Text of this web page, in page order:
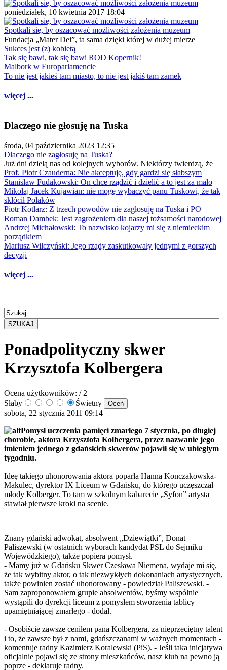
poniedziałek, 10 kwietnia 2017 18:04
Spotkali się, by oszacować możliwości założenia muzeum
Fundacja „Mater Dei”, ta sama dzięki której w dużej mierze
Sukces jest (z) kobietą
Tak się bawi, tak się bawi ROD Kopernik!
Malbork w Europarlamencie
To nie jest jakieś tam miasto, to nie jest jakiś tam zamek
więcej ...
Dlaczego nie głosuję na Tuska
środa, 04 października 2023 12:35
Dlaczego nie zagłosuję na Tuska?
Już dni dzielą nas od kolejnych wyborów. Niektórzy twierdzą, że
Prof. Piotr Czauderna: Nie akceptuję, gdy gardzi się słabszym
Stanisław Fudakowski: On chce rządzić i dzielić a to jest za mało
Mikołaj Jacek Kujawian: nie mogę wybaczyć panu Tuskowi, że tak
skłócił Polaków
Piotr Kotlarz: Z trzech powodów nie zagłosuję na Tuska i PO
Roman Dambek: Jest zagrożeniem dla naszej tożsamości narodowej
Andrzej Michałowski: To nazwisko kojarzy mi się z niemieckim
porządkiem
Mariusz Wilczyński: Jego rządy zaskutkowały jednymi z gorszych
decyzji
więcej ...
SZUKAJ
Ponadpolityczny skwer
Krzysztofa Kolbergera
Ocena użytkowników: / 2
Słaby
Świetny
sobota, 22 stycznia 2011 09:14
Pomysł uczczenia pamięci zmarłego 7 stycznia, po długiej
chorobie, aktora Krzysztofa Kolbergera, przez nazwanie jego
imieniem jednego z gdańskich skwerów pojawił się w ubiegłym
tygodniu.
Ideę takiego uhonorowania aktora poparła Hanna Konczakowska-
Makulec, dyrektor IX Liceum w Gdańsku, do którego uczęszczał
młody Kolberger. To tam w szkolnym kabarecie „Syfon” artysta
stawiał pierwsze kroki na scenie.
Znany gdański adwokat, absolwent „Dziewiątki”, Donat
Paliszewski (w ostatnich wyborach kandydat PSL do Sejmiku
Wojewódzkiego), także popiera pomysł.
- Mamy już w Gdańsku Skwer Czesława Niemena, wydaje mi się,
że tak wybitny aktor, o tak niezwykłych dokonaniach artystycznych,
także powinien zostać uhonorowany - powiedział Paliszewski. -
Sam zaproponowałem grupie absolwentów, byśmy wspólnie
wystąpili do dyrekcji liceum z pomysłem stworzenia tablicy
upamiętniającej zmarłego - dodał.
- Osobiście zawsze ceniłem pana Kolbergera, za nieprzeciętny talent
i to, że zawsze był z nami, gdańszczanami w ważnych momentach -
komentuje radny Kazimierz Koralewski (PiS). - Jeśli taka inicjatywa
oficjalnie pojawi się ze strony mieszkańców, nasz klub na pewno ją
poprze - deklaruje radny.